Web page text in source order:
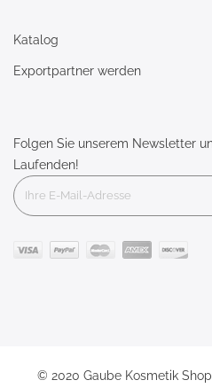
Katalog
Exportpartner werden
Folgen Sie unserem Newsletter
Laufenden!
© 2020 Gaube Kosmetik